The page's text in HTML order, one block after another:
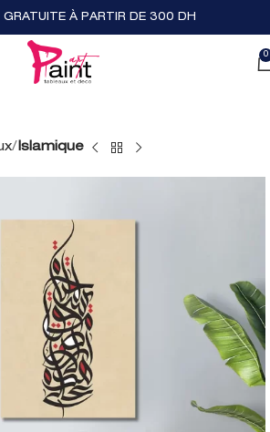
GRATUITE À PARTIR DE 300 DH
0
Islamique